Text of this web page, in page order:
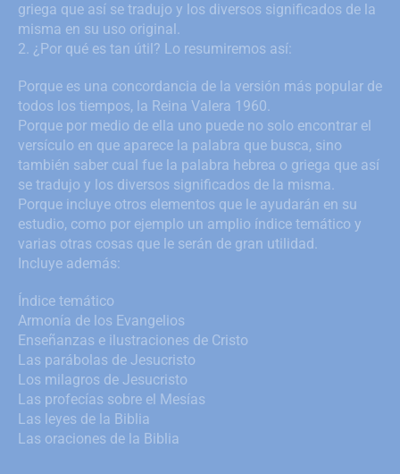
griega que así se tradujo y los diversos significados de la
misma en su uso original.
2. ¿Por qué es tan útil? Lo resumiremos así:
Porque es una concordancia de la versión más popular de
todos los tiempos, la Reina Valera 1960.
Porque por medio de ella uno puede no solo encontrar el
versículo en que aparece la palabra que busca, sino
también saber cual fue la palabra hebrea o griega que así
se tradujo y los diversos significados de la misma.
Porque incluye otros elementos que le ayudarán en su
estudio, como por ejemplo un amplio índice temático y
varias otras cosas que le serán de gran utilidad.
Incluye además:
Índice temático
Armonía de los Evangelios
Enseñanzas e ilustraciones de Cristo
Las parábolas de Jesucristo
Los milagros de Jesucristo
Las profecías sobre el Mesías
Las leyes de la Biblia
Las oraciones de la Biblia